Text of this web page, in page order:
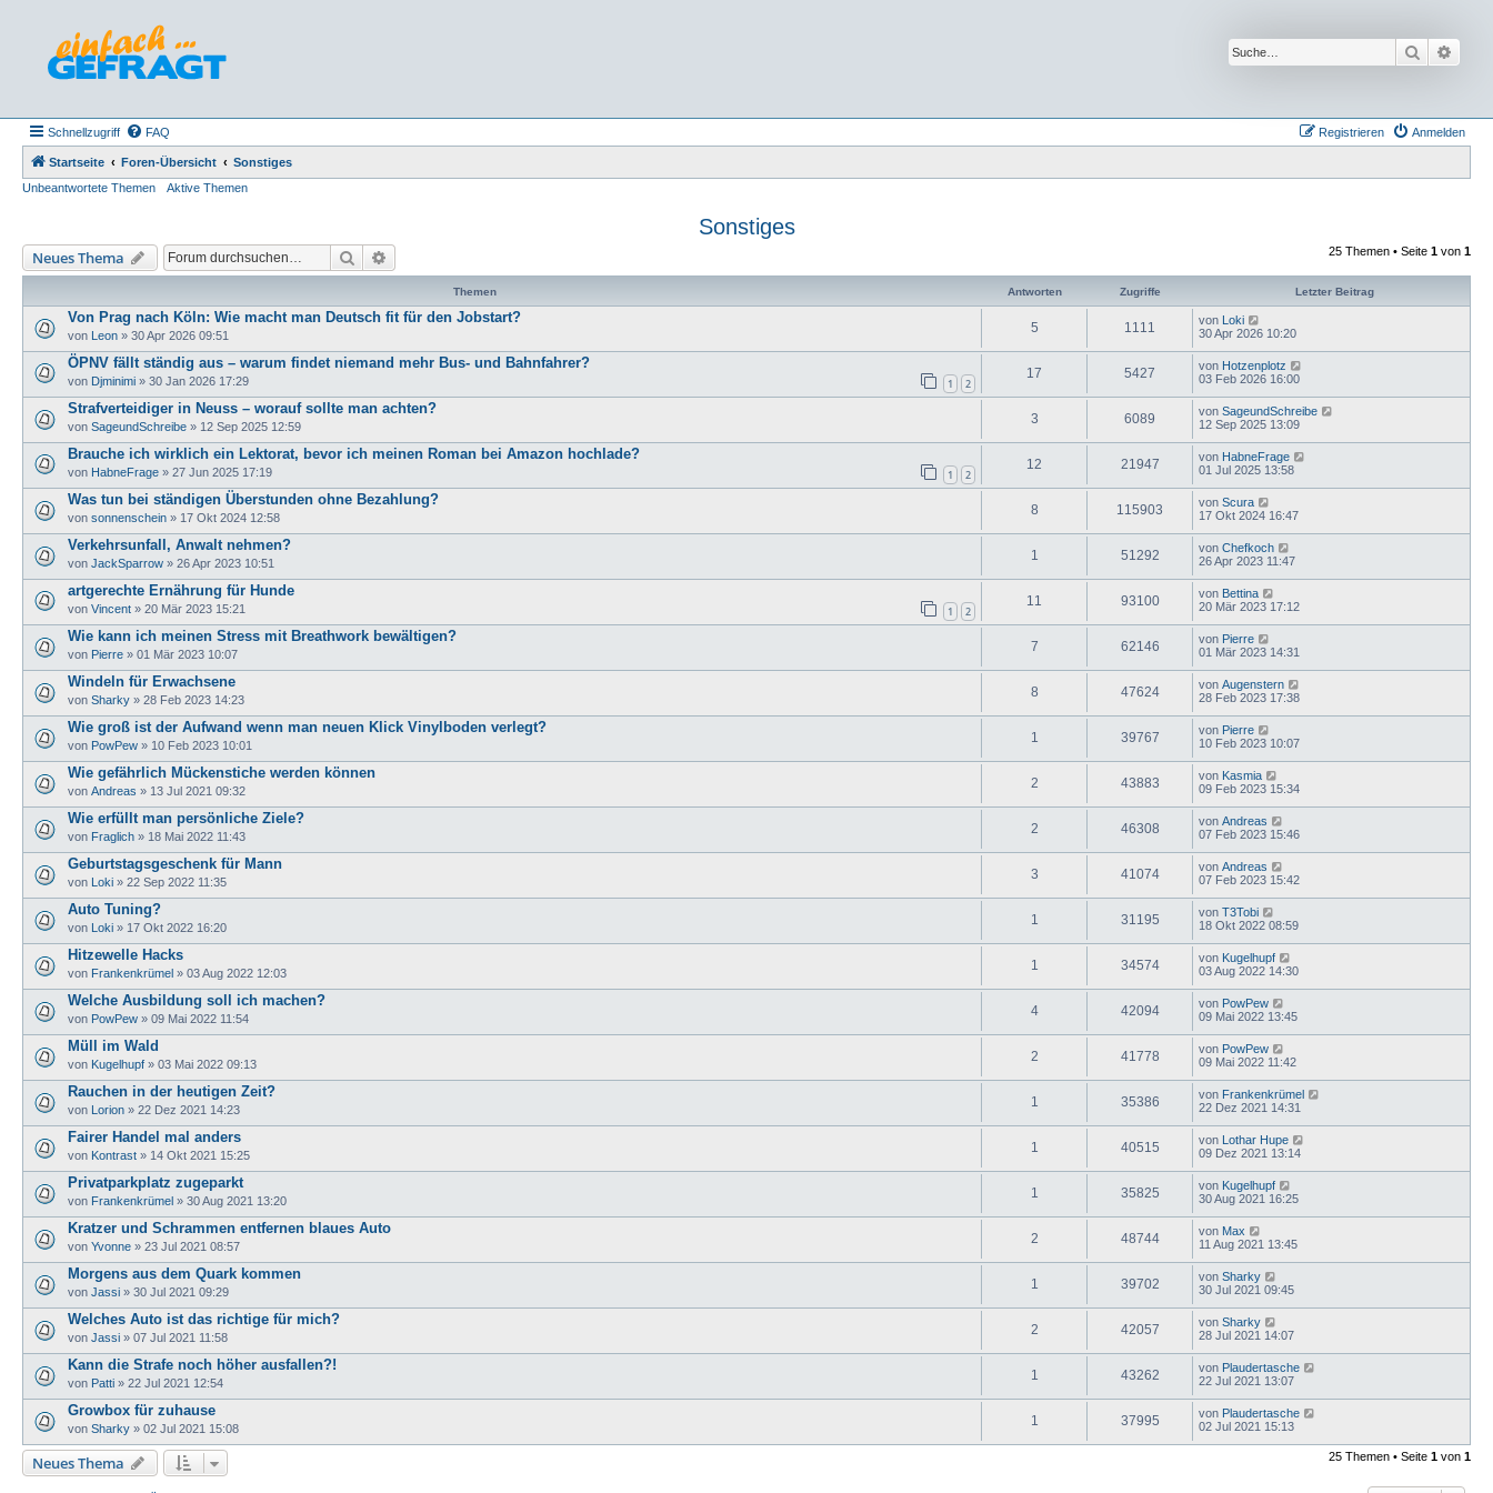
Suche
Schnellzugriff FAQ Anmelden
Registrieren
Startseite Foren-Übersicht
Sonstiges
Unbeantwortete Themen
Aktive Themen
Sonstiges
Neues Thema Suche 25 Themen • Seite 1 von 1
Themen Antworten Zugriffe Letzter Beitrag
Von Prag nach Köln: Wie macht man Deutsch fit für den Jobstart?
von Leon » 30 Apr 2026 09:51
5 1111 von Loki
30 Apr 2026 10:20
ÖPNV fällt ständig aus – warum findet niemand mehr Bus- und Bahnfahrer?
von Djminimi » 30 Jan 2026 17:29 1 2
17 5427 von Hotzenplotz
03 Feb 2026 16:00
Strafverteidiger in Neuss – worauf sollte man achten?
von SageundSchreibe » 12 Sep 2025 12:59
3 6089 von SageundSchreibe
12 Sep 2025 13:09
Brauche ich wirklich ein Lektorat, bevor ich meinen Roman bei Amazon hochlade?
von HabneFrage » 27 Jun 2025 17:19 1 2
12 21947 von HabneFrage
01 Jul 2025 13:58
Was tun bei ständigen Überstunden ohne Bezahlung?
von sonnenschein » 17 Okt 2024 12:58
8 115903 von Scura
17 Okt 2024 16:47
Verkehrsunfall, Anwalt nehmen?
von JackSparrow » 26 Apr 2023 10:51
1 51292 von Chefkoch
26 Apr 2023 11:47
artgerechte Ernährung für Hunde
von Vincent » 20 Mär 2023 15:21 1 2
11 93100 von Bettina
20 Mär 2023 17:12
Wie kann ich meinen Stress mit Breathwork bewältigen?
von Pierre » 01 Mär 2023 10:07
7 62146 von Pierre
01 Mär 2023 14:31
Windeln für Erwachsene
von Sharky » 28 Feb 2023 14:23
8 47624 von Augenstern
28 Feb 2023 17:38
Wie groß ist der Aufwand wenn man neuen Klick Vinylboden verlegt?
von PowPew » 10 Feb 2023 10:01
1 39767 von Pierre
10 Feb 2023 10:07
Wie gefährlich Mückenstiche werden können
von Andreas » 13 Jul 2021 09:32
2 43883 von Kasmia
09 Feb 2023 15:34
Wie erfüllt man persönliche Ziele?
von Fraglich » 18 Mai 2022 11:43
2 46308 von Andreas
07 Feb 2023 15:46
Geburtstagsgeschenk für Mann
von Loki » 22 Sep 2022 11:35
3 41074 von Andreas
07 Feb 2023 15:42
Auto Tuning?
von Loki » 17 Okt 2022 16:20
1 31195 von T3Tobi
18 Okt 2022 08:59
Hitzewelle Hacks
von Frankenkrümel » 03 Aug 2022 12:03
1 34574 von Kugelhupf
03 Aug 2022 14:30
Welche Ausbildung soll ich machen?
von PowPew » 09 Mai 2022 11:54
4 42094 von PowPew
09 Mai 2022 13:45
Müll im Wald
von Kugelhupf » 03 Mai 2022 09:13
2 41778 von PowPew
09 Mai 2022 11:42
Rauchen in der heutigen Zeit?
von Lorion » 22 Dez 2021 14:23
1 35386 von Frankenkrümel
22 Dez 2021 14:31
Fairer Handel mal anders
von Kontrast » 14 Okt 2021 15:25
1 40515 von Lothar Hupe
09 Dez 2021 13:14
Privatparkplatz zugeparkt
von Frankenkrümel » 30 Aug 2021 13:20
1 35825 von Kugelhupf
30 Aug 2021 16:25
Kratzer und Schrammen entfernen blaues Auto
von Yvonne » 23 Jul 2021 08:57
2 48744 von Max
11 Aug 2021 13:45
Morgens aus dem Quark kommen
von Jassi » 30 Jul 2021 09:29
1 39702 von Sharky
30 Jul 2021 09:45
Welches Auto ist das richtige für mich?
von Jassi » 07 Jul 2021 11:58
2 42057 von Sharky
28 Jul 2021 14:07
Kann die Strafe noch höher ausfallen?!
von Patti » 22 Jul 2021 12:54
1 43262 von Plaudertasche
22 Jul 2021 13:07
Growbox für zuhause
von Sharky » 02 Jul 2021 15:08
1 37995 von Plaudertasche
02 Jul 2021 15:13
Neues Thema 25 Themen • Seite 1 von 1